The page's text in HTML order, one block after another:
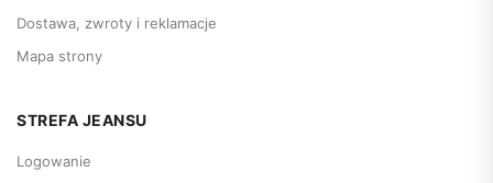
Dostawa, zwroty i reklamacje
Mapa strony
STREFA JEANSU
Logowanie